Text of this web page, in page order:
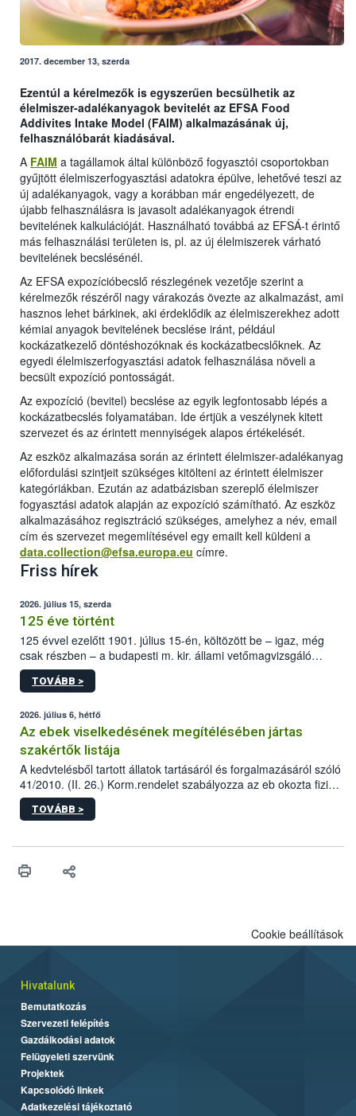
2017. december 13, szerda
Ezentúl a kérelmezők is egyszerűen becsülhetik az
élelmiszer-adalékanyagok bevitelét az EFSA Food
Addivites Intake Model (FAIM) alkalmazásának új,
felhasználóbarát kiadásával.
A FAIM a tagállamok által különböző fogyasztói csoportokban
gyűjtött élelmiszerfogyasztási adatokra épülve, lehetővé teszi az
új adalékanyagok, vagy a korábban már engedélyezett, de
újabb felhasználásra is javasolt adalékanyagok étrendi
bevitelének kalkulációját. Használható továbbá az EFSÁ-t érintő
más felhasználási területen is, pl. az új élelmiszerek várható
bevitelének becslésénél.
Az EFSA expozícióbecslő részlegének vezetője szerint a
kérelmezők részéről nagy várakozás övezte az alkalmazást, ami
hasznos lehet bárkinek, aki érdeklődik az élelmiszerekhez adott
kémiai anyagok bevitelének becslése iránt, például
kockázatkezelő döntéshozóknak és kockázatbecslőknek. Az
egyedi élelmiszerfogyasztási adatok felhasználása növeli a
becsült expozíció pontosságát.
Az expozíció (bevitel) becslése az egyik legfontosabb lépés a
kockázatbecslés folyamatában. Ide értjük a veszélynek kitett
szervezet és az érintett mennyiségek alapos értékelését.
Az eszköz alkalmazása során az érintett élelmiszer-adalékanyag
előfordulási szintjeit szükséges kitölteni az érintett élelmiszer
kategóriákban. Ezután az adatbázisban szereplő élelmiszer
fogyasztási adatok alapján az expozíció számítható. Az eszköz
alkalmazásához regisztráció szükséges, amelyhez a név, email
cím és szervezet megemlítésével egy emailt kell küldeni a
data.collection@efsa.europa.eu címre.
Friss hírek
2026. július 15, szerda
125 éve történt
125 évvel ezelőtt 1901. július 15-én, költözött be – igaz, még
csak részben – a budapesti m. kir. állami vetőmagvizsgáló
állomás a Kis Rókus utca 15. szám alatti, Czigler Győző által
tervezett új épületébe.
TOVÁBB >
2026. július 6, hétfő
Az ebek viselkedésének megítélésében jártas
szakértők listája
A kedvtelésből tartott állatok tartásáról és forgalmazásáról szóló
41/2010. (II. 26.) Korm.rendelet szabályozza az eb okozta fizikai
sérülés, illetve ennek veszélye keletkezésekor felmerülő
hatósági feladatokat, valamint a veszélyes eb tartását és annak
vonni az ebek viselkedésének megítélésében jártas szakértőt.
TOVÁBB >
Cookie beállítások
Hivatalunk
Bemutatkozás
Szervezeti felépítés
Gazdálkodási adatok
Felügyeleti szervünk
Projektek
Kapcsolódó linkek
Adatkezelési tájékoztató